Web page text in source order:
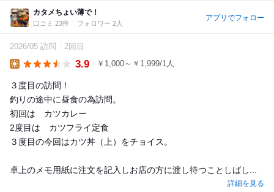
カタメちょい薄で！
口コミ 23件 フォロワー 2人
アプリでフォロー
2026/05 訪問 2回目
3.9 ￥1,000～￥1,999/1人
３度目の訪問！
釣りの途中に昼食の為訪問。
初回は カツカレー
2度目は カツフライ定食
３度目の今回はカツ丼（上）をチョイス。
卓上のメモ用紙に注文を記入しお店の方に渡し待つことしばし...
詳細を見る